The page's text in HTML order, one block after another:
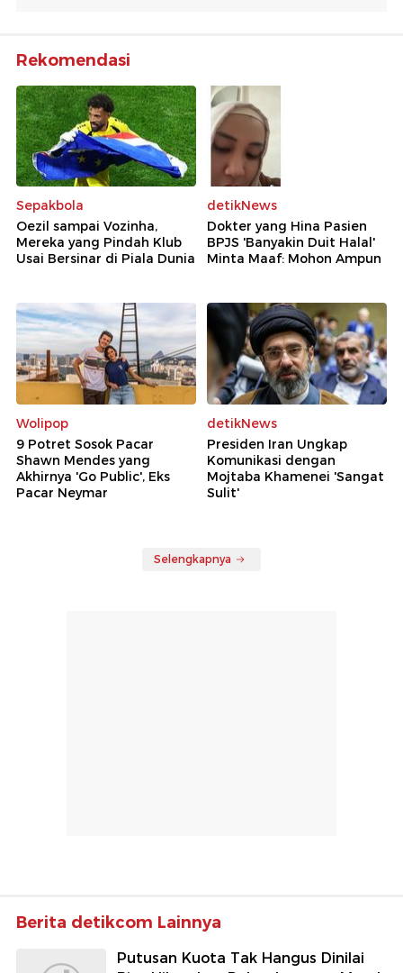
Rekomendasi
Sepakbola
Oezil sampai Vozinha,
Mereka yang Pindah Klub
Usai Bersinar di Piala Dunia
detikNews
Dokter yang Hina Pasien
BPJS 'Banyakin Duit Halal'
Minta Maaf: Mohon Ampun
Wolipop
9 Potret Sosok Pacar
Shawn Mendes yang
Akhirnya 'Go Public', Eks
Pacar Neymar
detikNews
Presiden Iran Ungkap
Komunikasi dengan
Mojtaba Khamenei 'Sangat
Sulit'
Selengkapnya
Berita detikcom Lainnya
Putusan Kuota Tak Hangus Dinilai